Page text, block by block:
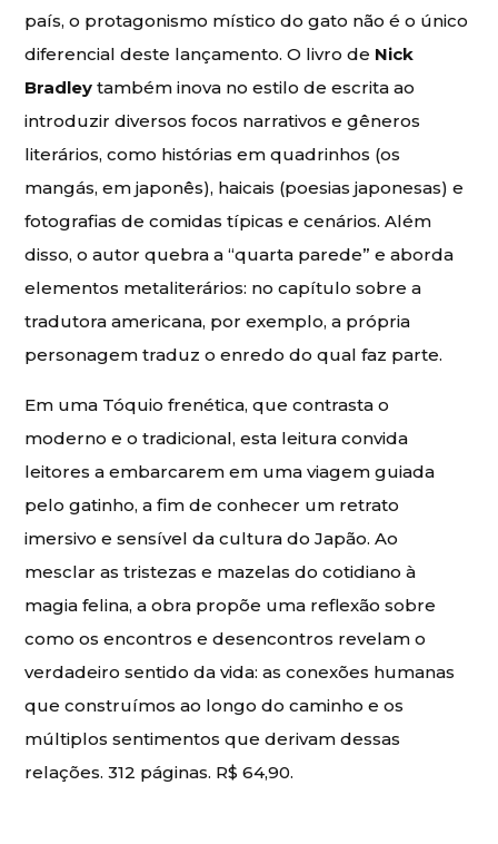
país, o protagonismo místico do gato não é o único
diferencial deste lançamento. O livro de Nick
Bradleytambém inova no estilo de escrita ao
introduzir diversos focos narrativos e gêneros
literários, como histórias em quadrinhos (os
mangás, em japonês), haicais (poesias japonesas) e
fotografias de comidas típicas e cenários. Além
disso, o autor quebra a “quarta parede” e aborda
elementos metaliterários: no capítulo sobre a
tradutora americana, por exemplo, a própria
personagem traduz o enredo do qual faz parte.
Em uma Tóquio frenética, que contrasta o
moderno e o tradicional, esta leitura convida
leitores a embarcarem em uma viagem guiada
pelo gatinho, a fim de conhecer um retrato
imersivo e sensível da cultura do Japão. Ao
mesclar as tristezas e mazelas do cotidiano à
magia felina, a obra propõe uma reflexão sobre
como os encontros e desencontros revelam o
verdadeiro sentido da vida: as conexões humanas
que construímos ao longo do caminho e os
múltiplos sentimentos que derivam dessas
relações. 312 páginas. R$ 64,90.